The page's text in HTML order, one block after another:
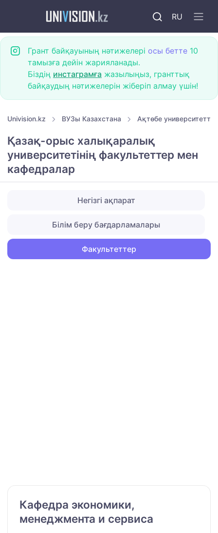
RU
Грант байқауының нәтижелері осы бетте 10
тамызға дейін жарияланады.
Біздің инстаграмға жазылыңыз, гранттық
байқаудың нәтижелерін жіберіп алмау үшін!
Univision.kz ВУЗы Казахстана Ақтөбе
Қазақ-орыс халықаралық
университетінің факультеттер мен
кафедралар
Негізгі ақпарат
Білім беру бағдарламалары
Факультеттер
Кафедра экономики,
менеджмента и сервиса